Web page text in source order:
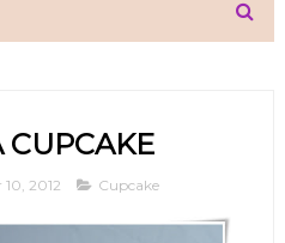
CUPCAKE
2012 Cupcake